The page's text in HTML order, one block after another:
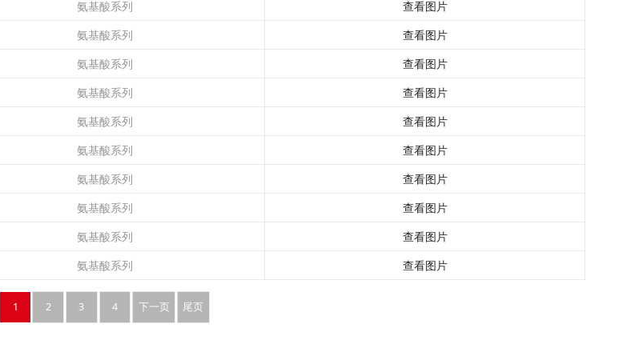
氨基酸系列
查看图片
氨基酸系列
查看图片
氨基酸系列
查看图片
氨基酸系列
查看图片
氨基酸系列
查看图片
氨基酸系列
查看图片
氨基酸系列
查看图片
氨基酸系列
查看图片
氨基酸系列
查看图片
氨基酸系列 查看图片
1 2 3 4 下一页 尾页